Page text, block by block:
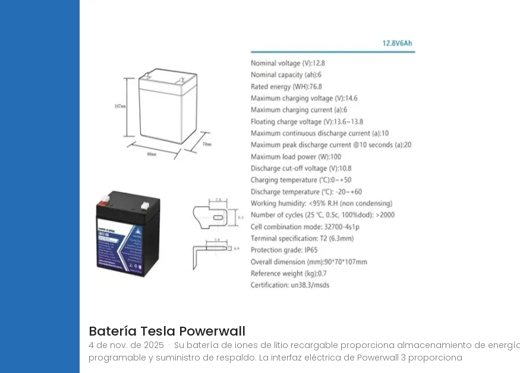
Batería Tesla Powerwall
4 de nov. de 2025 · Su batería de iones de litio recargable proporciona almacenamiento de
programable y suministro de respaldo. La interfaz eléctrica de Powerwall 3 proporciona